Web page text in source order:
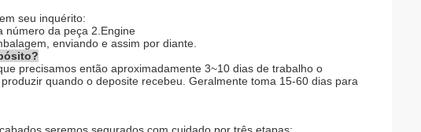
seu inquérito:
número da peça 2.Engine
enviando e assim por diante.
precisamos então aproximadamente 3~10 dias de trabalho o
quando o deposite recebeu. Geralmente toma 15-60 dias para